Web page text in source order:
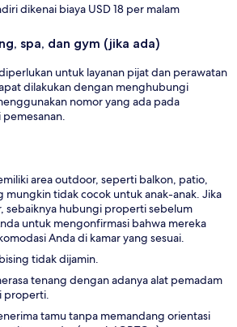
dikenai biaya USD 18 per malam
spa, dan gym (jika ada)
untuk layanan pijat dan perawatan
dilakukan dengan menghubungi
nomor yang ada pada
pemesanan.
area outdoor, seperti balkon, patio,
mungkin tidak cocok untuk anak-anak. Jika
sebaiknya hubungi properti sebelum
untuk mengonfirmasi bahwa mereka
Anda di kamar yang sesuai.
tidak dijamin.
tenang dengan adanya alat pemadam
properti.
tamu tanpa memandang orientasi